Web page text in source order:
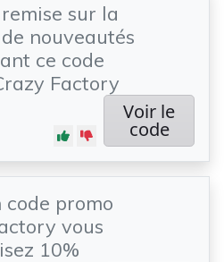
sur la
nouveautés
ce code
Factory
Voir le
code
code promo
vous
10%